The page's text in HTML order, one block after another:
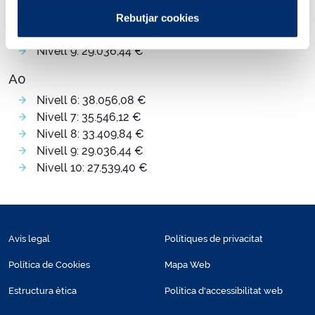
Rebutjar cookies
Nivell 7: 35.546,12 €
Nivell 8: 33.409,84 €
Nivell 9: 29.036,44 €
A0
Nivell 6: 38.056,08 €
Nivell 7: 35.546,12 €
Nivell 8: 33.409,84 €
Nivell 9: 29.036,44 €
Nivell 10: 27.539,40 €
Avís legal
Política de Cookies
Estructura ètica
Polítiques de privacitat
Mapa Web
Política d'accessibilitat web